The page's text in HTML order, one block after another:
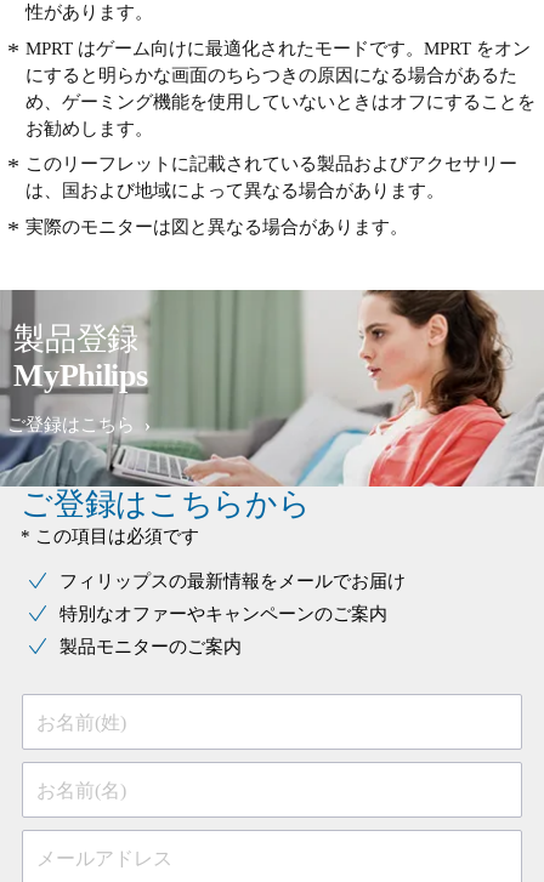
性があります。
MPRT はゲーム向けに最適化されたモードです。MPRT をオン
にすると明らかな画面のちらつきの原因になる場合があるた
め、ゲーミング機能を使用していないときはオフにすることを
お勧めします。
このリーフレットに記載されている製品およびアクセサリー
は、国および地域によって異なる場合があります。
実際のモニターは図と異なる場合があります。
製品登録
MyPhilips
ご登録はこちら
ご登録はこちらから
* この項目は必須です
フィリップスの最新情報をメールでお届け
特別なオファーやキャンペーンのご案内
製品モニターのご案内
お名前(姓)
お名前(名)
メールアドレス